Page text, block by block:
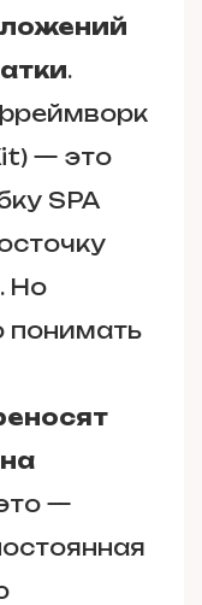
.
— это
SPA
Но
понимать
—